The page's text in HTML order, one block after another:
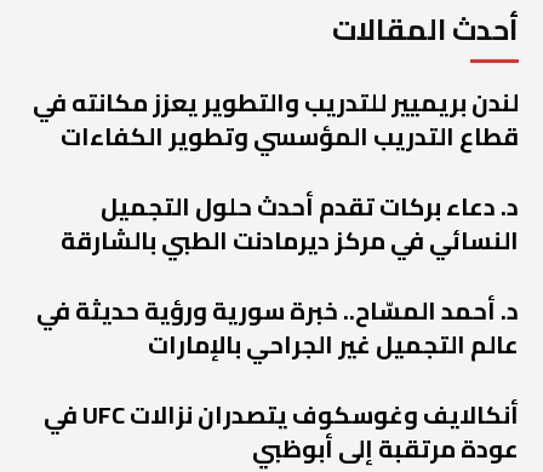
أحدث المقالات
لندن بريميير للتدريب والتطوير يعزز مكانته في
قطاع التدريب المؤسسي وتطوير الكفاءات
د. دعاء بركات تقدم أحدث حلول التجميل
النسائي في مركز ديرمادنت الطبي بالشارقة
د. أحمد المسّاح.. خبرة سورية ورؤية حديثة في
عالم التجميل غير الجراحي بالإمارات
أنكالايف وغوسكوف يتصدران نزالات UFC في
عودة مرتقبة إلى أبوظبي